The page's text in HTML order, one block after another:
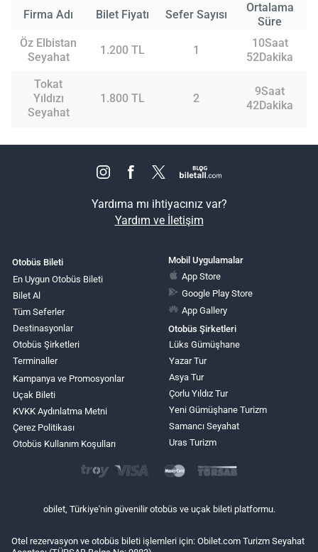
Firma Adı Bilet Fiyatı Sefer Sayısı
Ortalama
Süre
Öz Elbistan
Seyahat
1.200 TL 1
10Saat
52Dakika
Tokat
Yıldızı
Seyahat
1.800 TL 2
9Saat
42Dakika
Yardıma mı ihtiyacınız var?
Yardım ve İletişim
Otobüs Bileti
En Uygun Otobüs Bileti
Bilet Al
Tüm Seferler
Destinasyonlar
Otobüs Şirketleri
Terminaller
Kampanya ve Promosyonlar
Uçak Bileti
KVKK Aydınlatma Metni
Çerez Politikası
Otobüs Kullanım Koşulları
Mobil Uygulamalar
App Store
Google Play Store
App Gallery
Otobüs Şirketleri
Lüks Gümüşhane
Yazar Tur
Asya Tur
Çorlu Yıldız Tur
Yeni Gümüşhane Turizm
Samancı Seyahat
Uras Turizm
obilet, Türkiye'nin güvenilir otobüs ve uçak bileti platformu.
Otel rezervasyon ve otobüs bileti işlemleri için: Obilet.com Turizm Seyahat